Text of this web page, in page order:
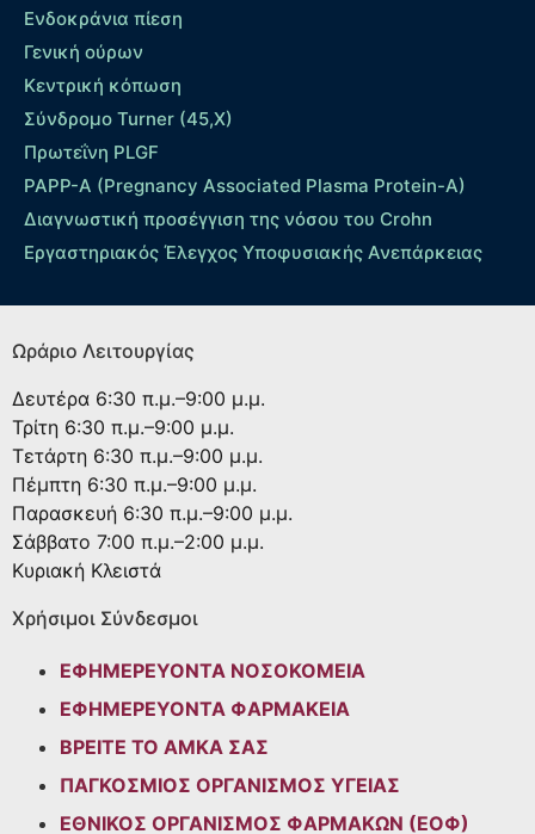
Ενδοκράνια πίεση
Γενική ούρων
Κεντρική κόπωση
Σύνδρομο Turner (45,X)
Πρωτεΐνη PLGF
PAPP-A (Pregnancy Associated Plasma Protein-A)
Διαγνωστική προσέγγιση της νόσου του Crohn
Εργαστηριακός Έλεγχος Υποφυσιακής Ανεπάρκειας
Ωράριο Λειτουργίας
Δευτέρα 6:30 π.μ.–9:00 μ.μ.
Τρίτη 6:30 π.μ.–9:00 μ.μ.
Τετάρτη 6:30 π.μ.–9:00 μ.μ.
Πέμπτη 6:30 π.μ.–9:00 μ.μ.
Παρασκευή 6:30 π.μ.–9:00 μ.μ.
Σάββατο 7:00 π.μ.–2:00 μ.μ.
Κυριακή Κλειστά
Χρήσιμοι Σύνδεσμοι
ΕΦΗΜΕΡΕΥΟΝΤΑ ΝΟΣΟΚΟΜΕΙΑ
ΕΦΗΜΕΡΕΥΟΝΤΑ ΦΑΡΜΑΚΕΙΑ
ΒΡΕΙΤΕ ΤΟ ΑΜΚΑ ΣΑΣ
ΠΑΓΚΟΣΜΙΟΣ ΟΡΓΑΝΙΣΜΟΣ ΥΓΕΙΑΣ
ΕΘΝΙΚΟΣ ΟΡΓΑΝΙΣΜΟΣ ΦΑΡΜΑΚΩΝ (ΕΟΦ)